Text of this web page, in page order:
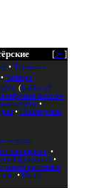
[+ ]
• Тормозок
Четверг
(Байки об
жаргон
советы•
• Шахтерские
поощрили! •
фуфайкой•
никто не ставил
• Не на